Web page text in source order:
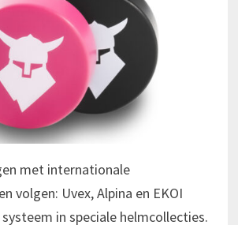
met internationale
volgen: Uvex, Alpina en EKOI
in speciale helmcollecties.